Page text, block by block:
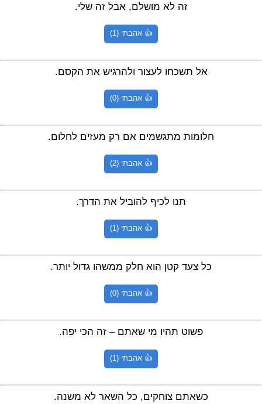
זה לא מושלם, אבל זה שלי.
👍 אהבתי (1)
אל תשכחו לעצור ולהרגיש את הקסם.
👍 אהבתי (0)
חלומות מתגשמים אם רק מעזים לחלום.
👍 אהבתי (2)
תנו לכיף להוביל את הדרך.
👍 אהבתי (1)
כל צעד קטן הוא חלק ממשהו גדול יותר.
👍 אהבתי (0)
פשוט תהיו מי שאתם – זה הכי יפה.
👍 אהבתי (1)
כשאתם צוחקים, כל השאר לא משנה.